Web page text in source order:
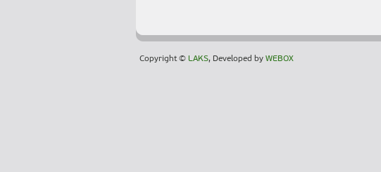
Copyright © LAKS, Developed by WEBOX